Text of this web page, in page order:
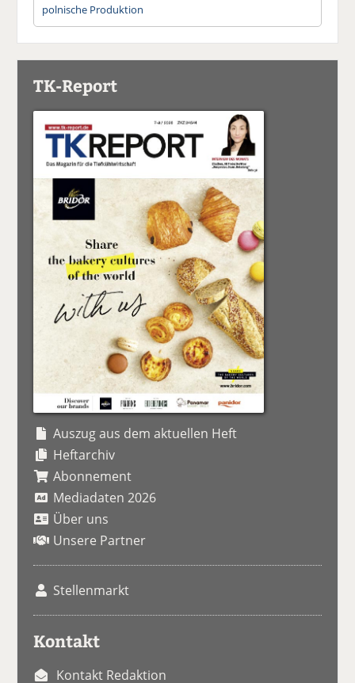
polnische Produktion
TK-Report
Auszug aus dem aktuellen Heft
Heftarchiv
Abonnement
Mediadaten 2026
Über uns
Unsere Partner
Stellenmarkt
Kontakt
Kontakt Redaktion